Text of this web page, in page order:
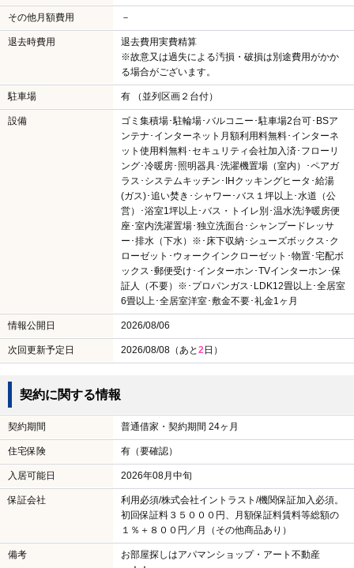
その他月額費用 －
退去時費用
退去費用実費精算
※故意又は過失による汚損・破損は別途費用がかか
る場合がございます。
駐車場 有 （並列区画２台付）
設備
ゴミ集積場･駐輪場･バルコニー･駐車場2台可･BSア
ンテナ･インターネット月額利用料無料･インターネ
ット使用料無料･セキュリティ会社加入済･フローリ
ング･冷暖房･照明器具･洗濯機置場（室内）･ペアガ
ラス･システムキッチン･IHクッキングヒータ･給湯
(ガス)･追い焚き･シャワー･バス１坪以上･水道（公
営）･浴室1坪以上･バス・トイレ別･温水洗浄暖房便
座･室内洗濯置場･独立洗面台･シャンプードレッサ
ー･排水（下水）※･床下収納･シューズボックス･ク
ローゼット･ウォークインクローゼット･物置･宅配ボ
ックス･郵便受け･インターホン･TVインターホン･保
証人（不要）※･プロパンガス･LDK12畳以上･全居室
6畳以上･全居室洋室･敷金不要･礼金1ヶ月
情報公開日 2026/08/06
次回更新予定日 2026/08/08（あと2日）
契約に関する情報
契約期間 普通借家・契約期間 24ヶ月
住宅保険 有（要確認）
入居可能日 2026年08月中旬
保証会社
利用必須/株式会社イントラスト/機関保証加入必須。
初回保証料３５０００円、月額保証料賃料等総額の
１％＋８００円／月（その他商品あり）
備考
お部屋探しはアパマンショップ・アート不動産